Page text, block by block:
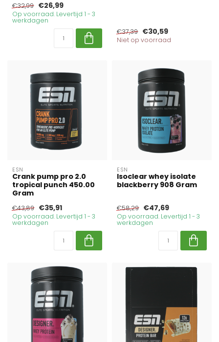
€32,99 €26,99
Op voorraad. Levertijd 1 - 3
werkdagen
€37,39 €30,59
Niet op voorraad
ESN
Crank pump pro 2.0
tropical punch 450.00
Gram
€43,89 €35,91
Op voorraad. Levertijd 1 - 3
werkdagen
ESN
Isoclear whey isolate
blackberry 908 Gram
€58,29 €47,69
Op voorraad. Levertijd 1 - 3
werkdagen